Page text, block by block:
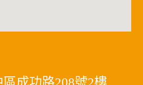
成功路208號2樓